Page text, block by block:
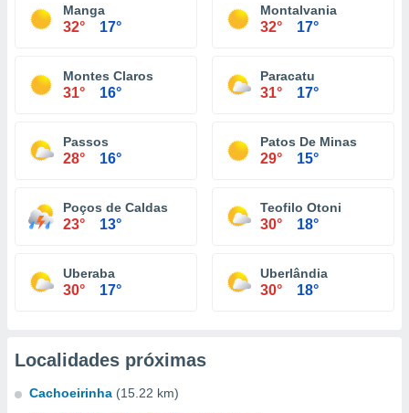
Manga
32° 17°
Montalvania
32° 17°
Montes Claros
31° 16°
Paracatu
31° 17°
Passos
28° 16°
Patos De Minas
29° 15°
Poços de Caldas
23° 13°
Teofilo Otoni
30° 18°
Uberaba
30° 17°
Uberlândia
30° 18°
Localidades próximas
Cachoeirinha (15.22 km)